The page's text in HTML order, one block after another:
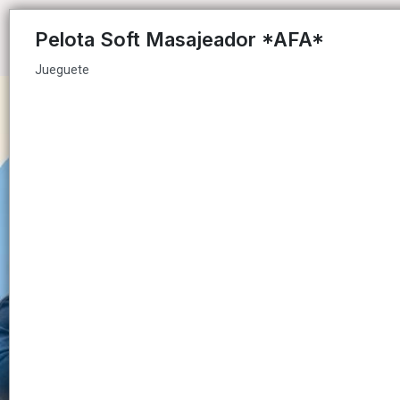
Jueguete
Pelota Soft Masajeador *AFA*
Jueguete